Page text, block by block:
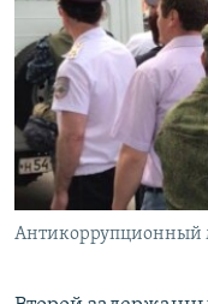
Антикоррупционный